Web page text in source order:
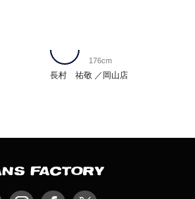
長村 祐敬 岡山店
176cm